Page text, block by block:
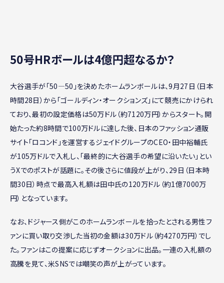
50号HRボールは4億円超なるか？
大谷選手が「50―50」を決めたホームランボールは、9月27日（日本
時間28日）から「ゴールディン・オークションズ」にて競売にかけられ
ており、最初の設定価格は50万ドル（約7120万円）からスタート。開
始たった約8時間で100万ドルに達した後、日本のファッション通販
サイト「ロコンド」を運営するジェイドグループのCEO・田中裕輔氏
が105万ドルで入札し、「最終的に大谷選手の希望に沿いたい」とい
うXでのポストが話題に。その後さらに値段が上がり、29日（日本時
間30日）時点で最高入札額は田中氏の120万ドル（約1億7000万
円）となっています。
なお、ドジャース側がこのホームランボールを拾ったとされる男性フ
ァンに買い取り交渉した当初の金額は30万ドル（約4270万円）でし
た。ファンはこの提案に応じずオークションに出品。一連の入札額の
高騰を見て、米SNSでは嘲笑の声が上がっています。